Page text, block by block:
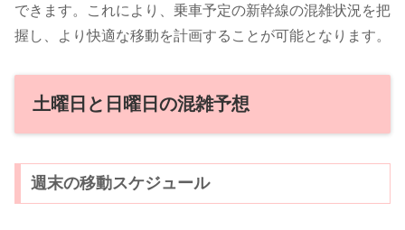
できます。これにより、乗車予定の新幹線の混雑状況を把
握し、より快適な移動を計画することが可能となります。
土曜日と日曜日の混雑予想
週末の移動スケジュール